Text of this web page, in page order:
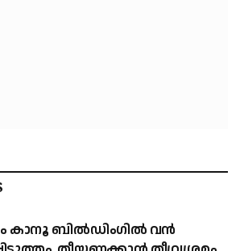
കാനൂ ബിൽഡിംഗിൽ വൻ